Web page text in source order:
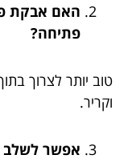
האם אבקת
פתיחה?
טוב יותר לצרוך
וקריר.
אפשר לשלב